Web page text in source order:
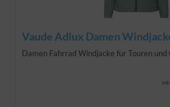
Vaude Adlux Damen
Damen Fahrrad Windjacke für Touren und